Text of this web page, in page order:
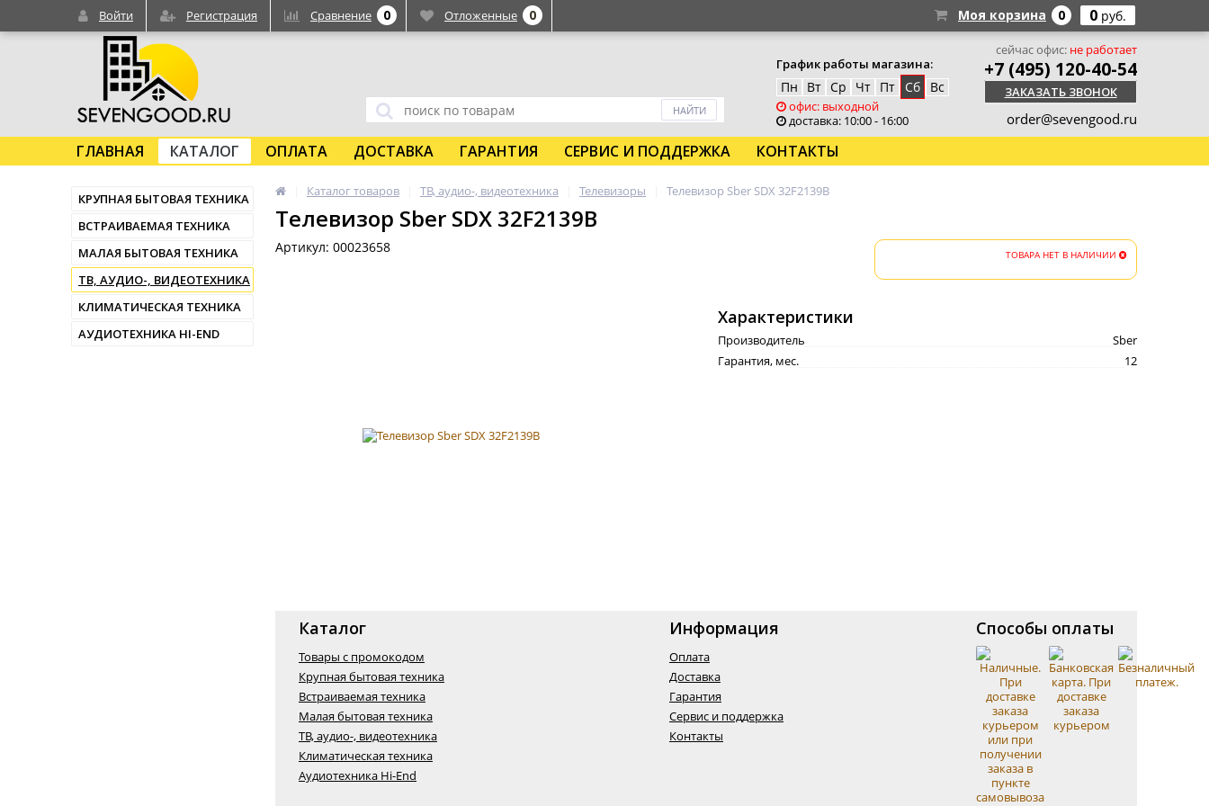
График работы магазина:
Пн Вт Ср Чт Пт Сб Вс
офис: выходной
доставка: 10:00 - 16:00
сейчас офис: не работает
+7 (495) 120-40-54
ЗАКАЗАТЬ ЗВОНОК
order@sevengood.ru
ГЛАВНАЯ КАТАЛОГ ОПЛАТА ДОСТАВКА ГАРАНТИЯ СЕРВИС И ПОДДЕРЖКА КОНТАКТЫ
КРУПНАЯ БЫТОВАЯ ТЕХНИКА
ВСТРАИВАЕМАЯ ТЕХНИКА
МАЛАЯ БЫТОВАЯ ТЕХНИКА
ТВ, АУДИО-, ВИДЕОТЕХНИКА
КЛИМАТИЧЕСКАЯ ТЕХНИКА
АУДИОТЕХНИКА HI-END
Каталог товаров ТВ, аудио-, видеотехника Телевизоры Телевизор Sber SDX 32F2139B
Телевизор Sber SDX 32F2139B
Артикул: 00023658 ТОВАРА НЕТ В НАЛИЧИИ
Характеристики
Производитель
Sber
Гарантия, мес.
12
Каталог
Товары с промокодом
Крупная бытовая техника
Встраиваемая техника
Малая бытовая техника
ТВ, аудио-, видеотехника
Климатическая техника
Аудиотехника Hi-End
Информация
Оплата
Доставка
Гарантия
Сервис и поддержка
Контакты
Способы оплаты
Войти Регистрация Сравнение 0 Отложенные 0 Моя корзина 0 0 руб.